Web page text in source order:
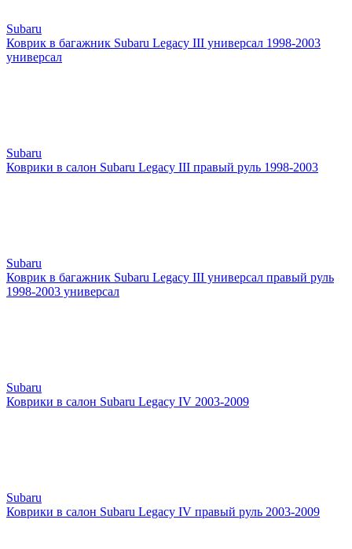
Subaru
Коврик в багажник Subaru Legacy III универсал 1998-2003
универсал
Subaru
Коврики в салон Subaru Legacy III правый руль 1998-2003
Subaru
Коврик в багажник Subaru Legacy III универсал правый руль
1998-2003 универсал
Subaru
Коврики в салон Subaru Legacy IV 2003-2009
Subaru
Коврики в салон Subaru Legacy IV правый руль 2003-2009